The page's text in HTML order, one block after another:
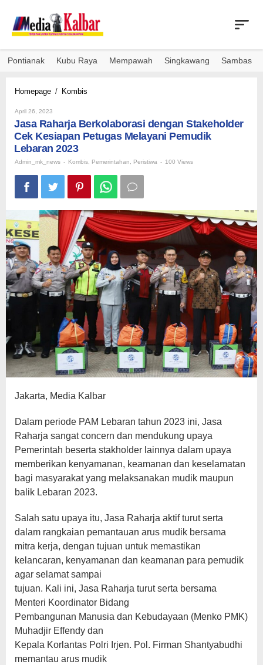
content
Pontianak Kubu Raya Mempawah Singkawang Sambas
Homepage / Kombis
dengan
Stakeholder
Petugas
Melayani
Pemudik
Lebaran
April 26, 2023
Jasa Raharja Berkolaborasi dengan Stakeholder
Cek Kesiapan Petugas Melayani Pemudik
Lebaran 2023
Admin_mk_news - Kombis Pemerintahan Peristiwa - 100 Views
Jakarta, Media Kalbar
Dalam periode PAM Lebaran tahun 2023 ini, Jasa
Raharja sangat concern dan mendukung upaya
Pemerintah beserta stakholder lainnya dalam upaya
memberikan kenyamanan, keamanan dan keselamatan
bagi masyarakat yang melaksanakan mudik maupun
balik Lebaran 2023.
Salah satu upaya itu, Jasa Raharja aktif turut serta
dalam rangkaian pemantauan arus mudik bersama
mitra kerja, dengan tujuan untuk memastikan
kelancaran, kenyamanan dan keamanan para pemudik
agar selamat sampai
tujuan. Kali ini, Jasa Raharja turut serta bersama
Menteri Koordinator Bidang
Pembangunan Manusia dan Kebudayaan (Menko PMK)
Muhadjir Effendy dan
Kepala Korlantas Polri Irjen. Pol. Firman Shantyabudhi
memantau arus mudik